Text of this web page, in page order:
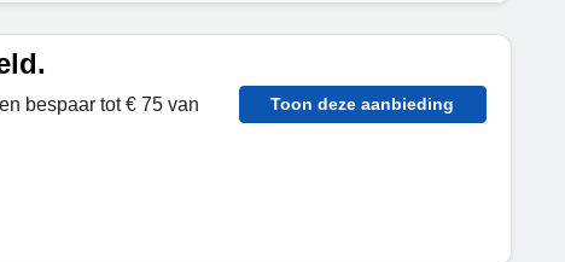
bespaar tot € 75 van
Toon deze aanbieding